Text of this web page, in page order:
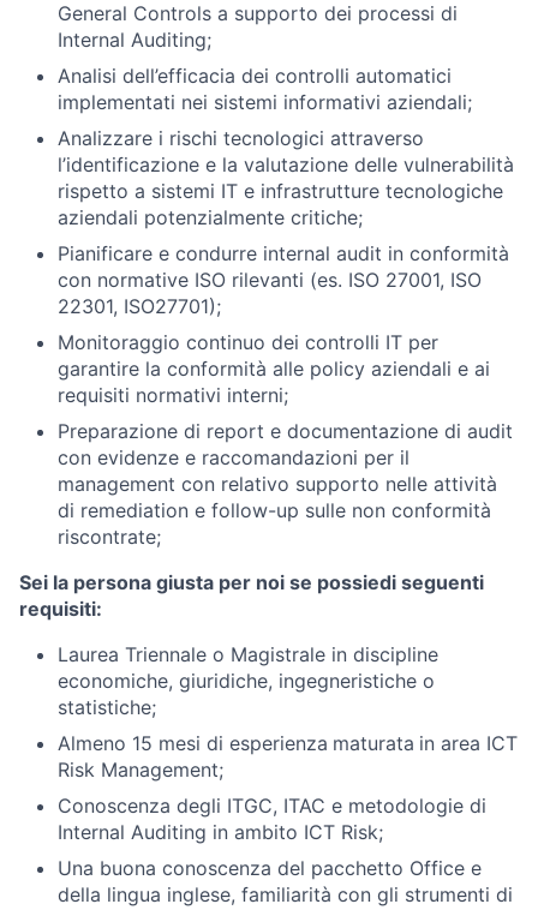
General Controls a supporto dei processi di
Internal Auditing;
Analisi dell’efficacia dei controlli automatici
implementati nei sistemi informativi aziendali;
Analizzare i rischi tecnologici attraverso
l’identificazione e la valutazione delle vulnerabilità
rispetto a sistemi IT e infrastrutture tecnologiche
aziendali potenzialmente critiche;
Pianificare e condurre internal audit in conformità
con normative ISO rilevanti (es. ISO 27001, ISO
22301, ISO27701);
Monitoraggio continuo dei controlli IT per
garantire la conformità alle policy aziendali e ai
requisiti normativi interni;
Preparazione di report e documentazione di audit
con evidenze e raccomandazioni per il
management con relativo supporto nelle attività
di remediation e follow-up sulle non conformità
riscontrate;
Sei la persona giusta per noi se possiedi seguenti
requisiti:
Laurea Triennale o Magistrale in discipline
economiche, giuridiche, ingegneristiche o
statistiche;
Almeno 15 mesi di esperienza maturata in area ICT
Risk Management;
Conoscenza degli ITGC, ITAC e metodologie di
Internal Auditing in ambito ICT Risk;
Una buona conoscenza del pacchetto Office e
della lingua inglese, familiarità con gli strumenti di